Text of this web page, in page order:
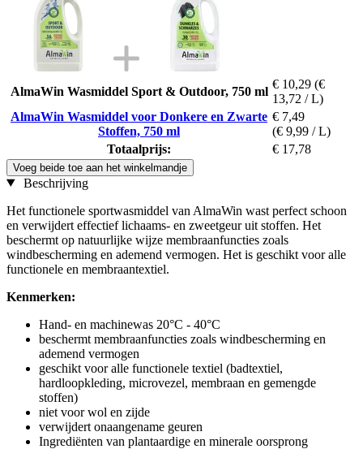
AlmaWin Wasmiddel Sport & Outdoor, 750 ml
€ 10,29 (€
13,72 / L)
AlmaWin Wasmiddel voor Donkere en Zwarte
Stoffen, 750 ml
€ 7,49
(€ 9,99 / L)
Totaalprijs:
€ 17,78
Voeg beide toe aan het winkelmandje
Beschrijving
Het functionele sportwasmiddel van AlmaWin wast perfect schoon
en verwijdert effectief lichaams- en zweetgeur uit stoffen. Het
beschermt op natuurlijke wijze membraanfuncties zoals
windbescherming en ademend vermogen. Het is geschikt voor alle
functionele en membraantextiel.
Kenmerken:
Hand- en machinewas 20°C - 40°C
beschermt membraanfuncties zoals windbescherming en
ademend vermogen
geschikt voor alle functionele textiel (badtextiel,
hardloopkleding, microvezel, membraan en gemengde
stoffen)
niet voor wol en zijde
verwijdert onaangename geuren
Ingrediënten van plantaardige en minerale oorsprong